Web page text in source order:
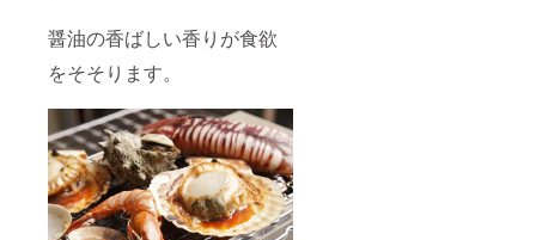
醤油の香ばしい香りが食欲
をそそります。